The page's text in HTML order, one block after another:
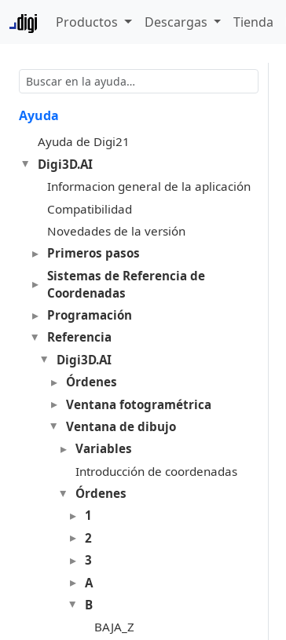
Productos Descargas Tienda
Ayuda
Ayuda de Digi21
Digi3D.AI
Informacion general de la aplicación
Compatibilidad
Novedades de la versión
Primeros pasos
Sistemas de Referencia de
Coordenadas
Programación
Referencia
Digi3D.AI
Órdenes
Ventana fotogramétrica
Ventana de dibujo
Variables
Introducción de coordenadas
Órdenes
1
2
3
A
B
BAJA_Z